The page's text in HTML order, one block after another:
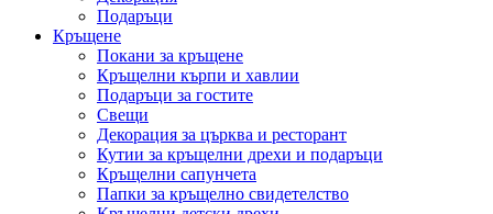
Подаръци
Кръщене
Покани за кръщене
Кръщелни кърпи и хавлии
Подаръци за гостите
Свещи
Декорация за църква и ресторант
Кутии за кръщелни дрехи и подаръци
Кръщелни сапунчета
Папки за кръщелно свидетелство